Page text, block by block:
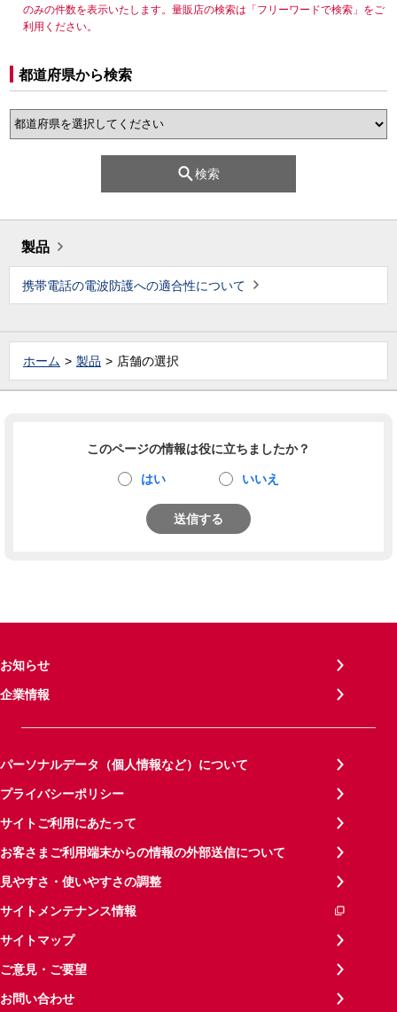
のみの件数を表示いたします。量販店の検索は「フリーワードで検索」をご
利用ください。
都道府県から検索
検索
製品
携帯電話の電波防護への適合性について
ホーム 製品 店舗の選択
このページの情報は役に立ちましたか？
はい いいえ
送信する
お知らせ
企業情報
パーソナルデータ（個人情報など）について
プライバシーポリシー
サイトご利用にあたって
お客さまご利用端末からの情報の外部送信について
見やすさ・使いやすさの調整
サイトメンテナンス情報
サイトマップ
ご意見・ご要望
お問い合わせ